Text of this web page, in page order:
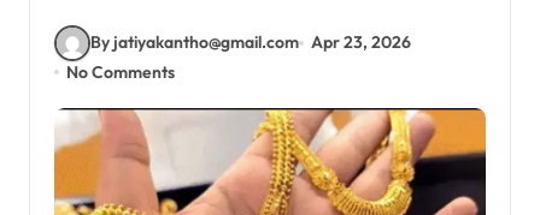
By jatiyakantho@gmail.com Apr 23, 2026
No Comments